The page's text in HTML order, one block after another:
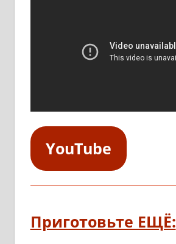
YouTube
Приготовьте ЕЩЁ: